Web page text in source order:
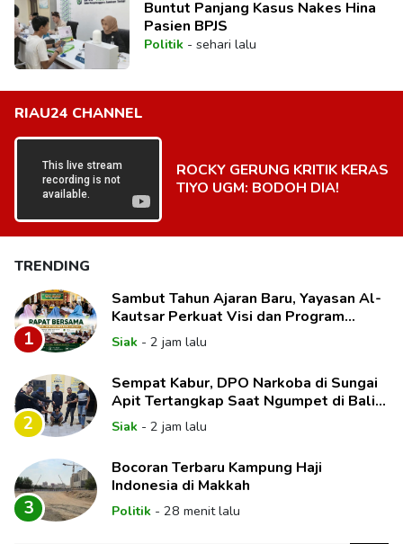
Buntut Panjang Kasus Nakes Hina
Pasien BPJS
Politik- sehari lalu
RIAU24 CHANNEL
ROCKY GERUNG KRITIK KERAS
TIYO UGM: BODOH DIA!
TRENDING
1
Sambut Tahun Ajaran Baru, Yayasan Al-
Kautsar Perkuat Visi dan Program
Unggulan Pendidikan
Siak - 2 jam lalu
2
Sempat Kabur, DPO Narkoba di Sungai
Apit Tertangkap Saat Ngumpet di Balik
Kelambu
Siak - 2 jam lalu
3
Bocoran Terbaru Kampung Haji
Indonesia di Makkah
Politik - 28 menit lalu